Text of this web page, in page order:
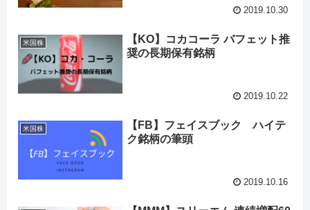
2019.10.30
米国株
【KO】コカコーラ バフェット推
奨の長期保有銘柄
2019.10.22
米国株
【FB】フェイスブック ハイテ
ク銘柄の筆頭
2019.10.16